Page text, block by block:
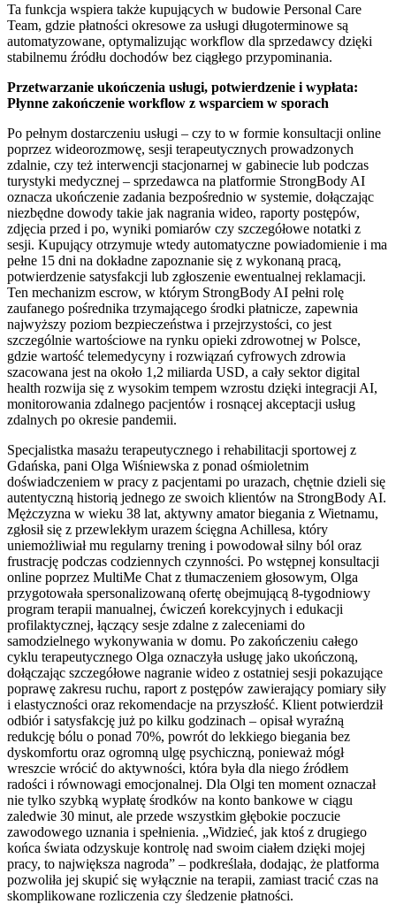
Ta funkcja wspiera także kupujących w budowie Personal Care
Team, gdzie płatności okresowe za usługi długoterminowe są
automatyzowane, optymalizując workflow dla sprzedawcy dzięki
stabilnemu źródłu dochodów bez ciągłego przypominania.
Przetwarzanie ukończenia usługi, potwierdzenie i wypłata:
Płynne zakończenie workflow z wsparciem w sporach
Po pełnym dostarczeniu usługi – czy to w formie konsultacji online
poprzez wideorozmowę, sesji terapeutycznych prowadzonych
zdalnie, czy też interwencji stacjonarnej w gabinecie lub podczas
turystyki medycznej – sprzedawca na platformie StrongBody AI
oznacza ukończenie zadania bezpośrednio w systemie, dołączając
niezbędne dowody takie jak nagrania wideo, raporty postępów,
zdjęcia przed i po, wyniki pomiarów czy szczegółowe notatki z
sesji. Kupujący otrzymuje wtedy automatyczne powiadomienie i ma
pełne 15 dni na dokładne zapoznanie się z wykonaną pracą,
potwierdzenie satysfakcji lub zgłoszenie ewentualnej reklamacji.
Ten mechanizm escrow, w którym StrongBody AI pełni rolę
zaufanego pośrednika trzymającego środki płatnicze, zapewnia
najwyższy poziom bezpieczeństwa i przejrzystości, co jest
szczególnie wartościowe na rynku opieki zdrowotnej w Polsce,
gdzie wartość telemedycyny i rozwiązań cyfrowych zdrowia
szacowana jest na około 1,2 miliarda USD, a cały sektor digital
health rozwija się z wysokim tempem wzrostu dzięki integracji AI,
monitorowania zdalnego pacjentów i rosnącej akceptacji usług
zdalnych po okresie pandemii.
Specjalistka masażu terapeutycznego i rehabilitacji sportowej z
Gdańska, pani Olga Wiśniewska z ponad ośmioletnim
doświadczeniem w pracy z pacjentami po urazach, chętnie dzieli się
autentyczną historią jednego ze swoich klientów na StrongBody AI.
Mężczyzna w wieku 38 lat, aktywny amator biegania z Wietnamu,
zgłosił się z przewlekłym urazem ścięgna Achillesa, który
uniemożliwiał mu regularny trening i powodował silny ból oraz
frustrację podczas codziennych czynności. Po wstępnej konsultacji
online poprzez MultiMe Chat z tłumaczeniem głosowym, Olga
przygotowała spersonalizowaną ofertę obejmującą 8-tygodniowy
program terapii manualnej, ćwiczeń korekcyjnych i edukacji
profilaktycznej, łączący sesje zdalne z zaleceniami do
samodzielnego wykonywania w domu. Po zakończeniu całego
cyklu terapeutycznego Olga oznaczyła usługę jako ukończoną,
dołączając szczegółowe nagranie wideo z ostatniej sesji pokazujące
poprawę zakresu ruchu, raport z postępów zawierający pomiary siły
i elastyczności oraz rekomendacje na przyszłość. Klient potwierdził
odbiór i satysfakcję już po kilku godzinach – opisał wyraźną
redukcję bólu o ponad 70%, powrót do lekkiego biegania bez
dyskomfortu oraz ogromną ulgę psychiczną, ponieważ mógł
wreszcie wrócić do aktywności, która była dla niego źródłem
radości i równowagi emocjonalnej. Dla Olgi ten moment oznaczał
nie tylko szybką wypłatę środków na konto bankowe w ciągu
zaledwie 30 minut, ale przede wszystkim głębokie poczucie
zawodowego uznania i spełnienia. „Widzieć, jak ktoś z drugiego
końca świata odzyskuje kontrolę nad swoim ciałem dzięki mojej
pracy, to największa nagroda” – podkreślała, dodając, że platforma
pozwoliła jej skupić się wyłącznie na terapii, zamiast tracić czas na
skomplikowane rozliczenia czy śledzenie płatności.